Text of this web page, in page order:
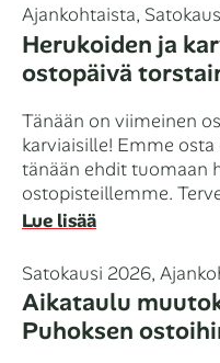
Kategoriat
Ajankohtaista,
Herukoiden ja
ostopäivä
Tänään on viimeinen
karviaisille! Emme osta
tänään ehdit tuomaan
ostopisteillemme.
Lue lisää
Kategoriat
Satokausi 2026,
Aikataulu
Puhoksen